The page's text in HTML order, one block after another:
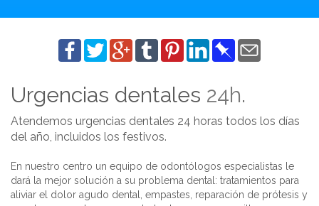
Urgencias dentales 24h.
Atendemos urgencias dentales 24 horas todos los días
del año, incluidos los festivos.
En nuestro centro un equipo de odontólogos especialistas le
dará la mejor solución a su problema dental: tratamientos para
aliviar el dolor agudo dental, empastes, reparación de prótesis y